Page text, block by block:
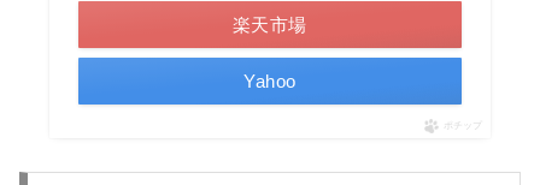
楽天市場
Yahoo
ポチップ